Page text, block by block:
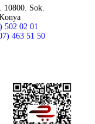
10800. Sok.
502 02 01
463 51 50